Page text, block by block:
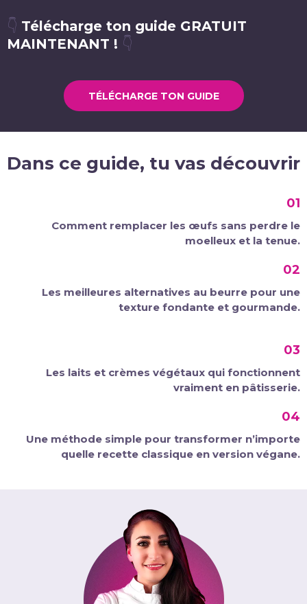
👇 Télécharge ton guide GRATUIT
MAINTENANT ! 👇
TÉLÉCHARGE TON GUIDE
Dans ce guide, tu vas découvrir
01
Comment remplacer les œufs sans perdre le
moelleux et la tenue.
02
Les meilleures alternatives au beurre pour une
texture fondante et gourmande.
03
Les laits et crèmes végétaux qui fonctionnent
vraiment en pâtisserie.
04
Une méthode simple pour transformer n’importe
quelle recette classique en version végane.